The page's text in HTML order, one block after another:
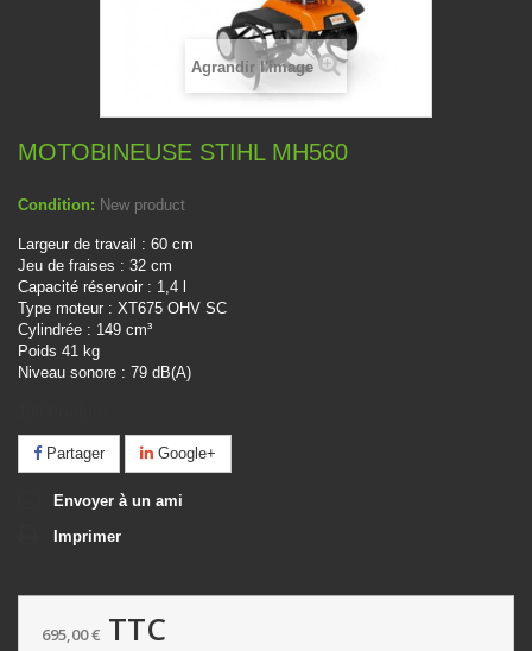
Agrandir l'image
MOTOBINEUSE STIHL MH560
Condition: New product
Largeur de travail : 60 cm
Jeu de fraises : 32 cm
Capacité réservoir : 1,4 l
Type moteur : XT675 OHV SC
Cylindrée : 149 cm³
Poids 41 kg
Niveau sonore : 79 dB(A)
Partager Google+
Envoyer à un ami
Imprimer
695,00 € TTC